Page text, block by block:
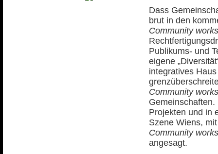
Dass
brut in den
Community
Publikums- und
eigene
integratives
Community
Projekten und in
Szene Wiens,
Community
angesagt.